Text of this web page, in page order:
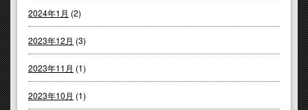
2024年1月 (2)
2023年12月 (3)
2023年11月 (1)
2023年10月 (1)